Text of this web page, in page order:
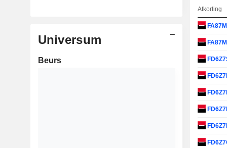
Universum
Beurs
Afkorting